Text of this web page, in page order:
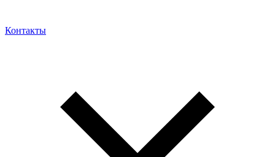
Контакты